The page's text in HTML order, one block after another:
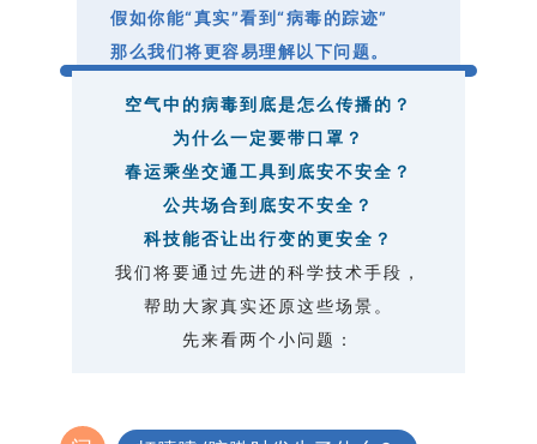
假如你能“真实”看到“病毒的踪迹”
那么我们将更容易理解以下问题。
空气中的病毒到底是怎么传播的？
为什么一定要带口罩？
春运乘坐交通工具到底安不安全？
公共场合到底安不安全？
科技能否让出行变的更安全？
我们将要通过先进的科学技术手段，
帮助大家真实还原这些场景。
先来看两个小问题：